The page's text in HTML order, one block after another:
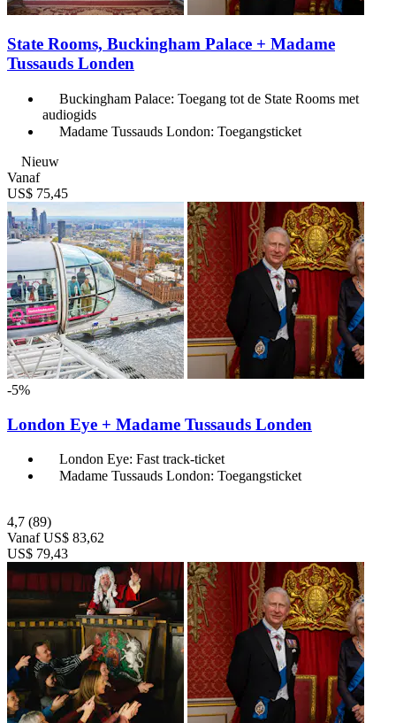
State Rooms, Buckingham Palace + Madame
Tussauds Londen
Buckingham Palace: Toegang tot de State Rooms met
audiogids
Madame Tussauds London: Toegangsticket
Nieuw
Vanaf
US$ 75,45
-5%
London Eye + Madame Tussauds Londen
London Eye: Fast track-ticket
Madame Tussauds London: Toegangsticket
4,7 (89)
Vanaf US$ 83,62
US$ 79,43